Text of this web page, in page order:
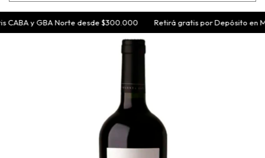
CABA y GBA Norte desde $300.000 Retirá gratis por Depósito en